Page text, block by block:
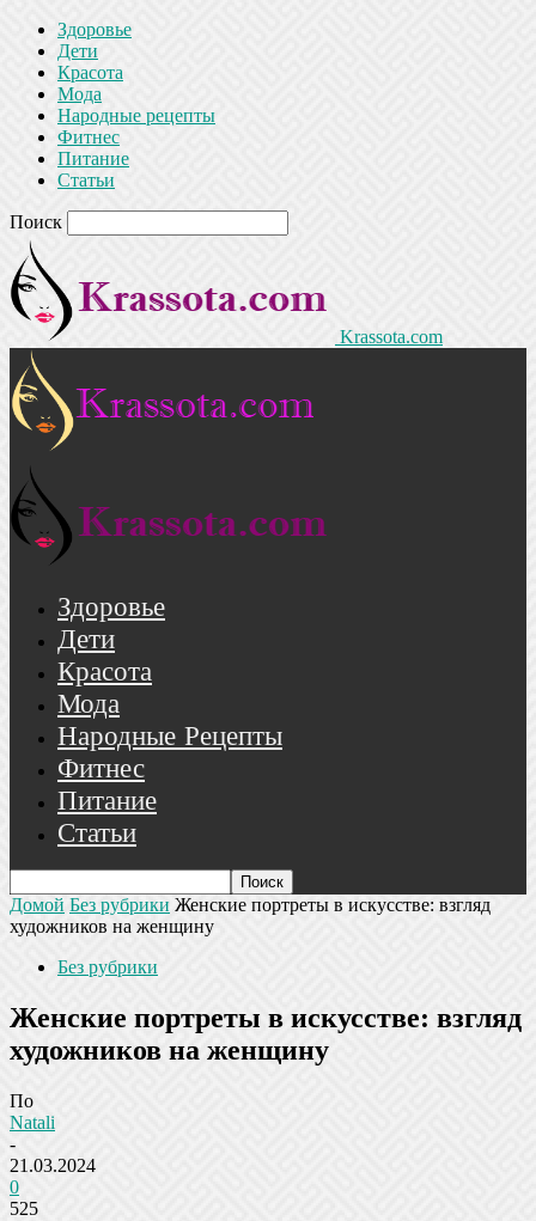
Здоровье
Дети
Красота
Мода
Народные рецепты
Фитнес
Питание
Статьи
Поиск
Krassota.com
Здоровье
Дети
Красота
Мода
Народные Рецепты
Фитнес
Питание
Статьи
Домой Без рубрики Женские портреты в искусстве: взгляд
художников на женщину
Без рубрики
Женские портреты в искусстве: взгляд
художников на женщину
По
Natali
-
21.03.2024
0
525